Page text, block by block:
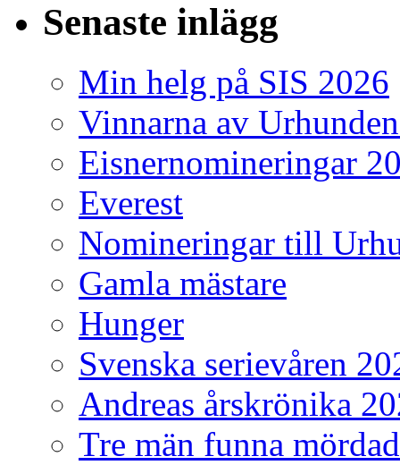
Senaste inlägg
Min helg på SIS 2026
Vinnarna av
Eisnernomineringar
Everest
Nomineringar till
Gamla mästare
Hunger
Svenska serievåren
Andreas årskrönika
Tre män funna